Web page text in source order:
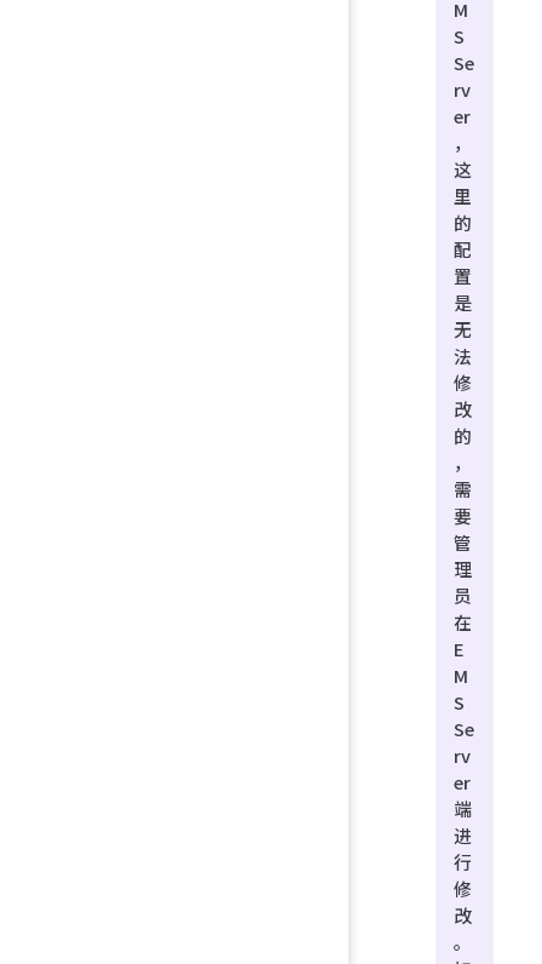
M
S
Se
rv
er
，
这
里
的
配
置
是
无
法
修
改
的
，
需
要
管
理
员
在
E
M
S
Se
rv
er
端
进
行
修
改
。